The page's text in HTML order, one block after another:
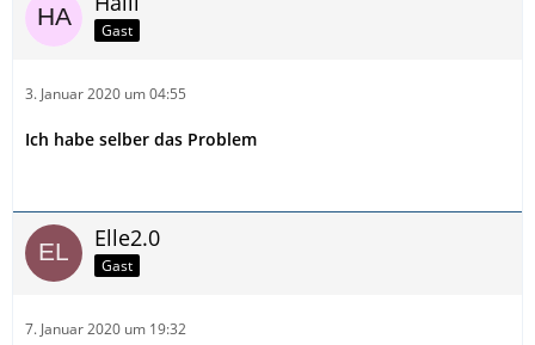
Gast
3. Januar 2020 um 04:55
Ich habe selber das Problem
Elle2.0
Gast
7. Januar 2020 um 19:32